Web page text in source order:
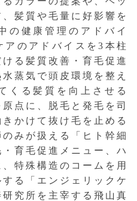
髪質や毛量に好影響を
の健康管理のアドバイ
アのアドバイスを3本柱
る髪質改善・育毛促進
蒸気で頭皮環境を整え
くる髪質を向上させる
点に、脱毛と発毛を司
かけて抜け毛を止める
みが扱える「ヒト幹細
育毛促進メニュー、ハ
特殊構造のコームを用
る「エンジェリックケ
究所を主宰する飛山真